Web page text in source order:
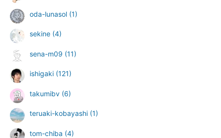
oda-lunasol (1)
sekine (4)
sena-m09 (11)
ishigaki (121)
takumibv (6)
teruaki-kobayashi (1)
tom-chiba (4)